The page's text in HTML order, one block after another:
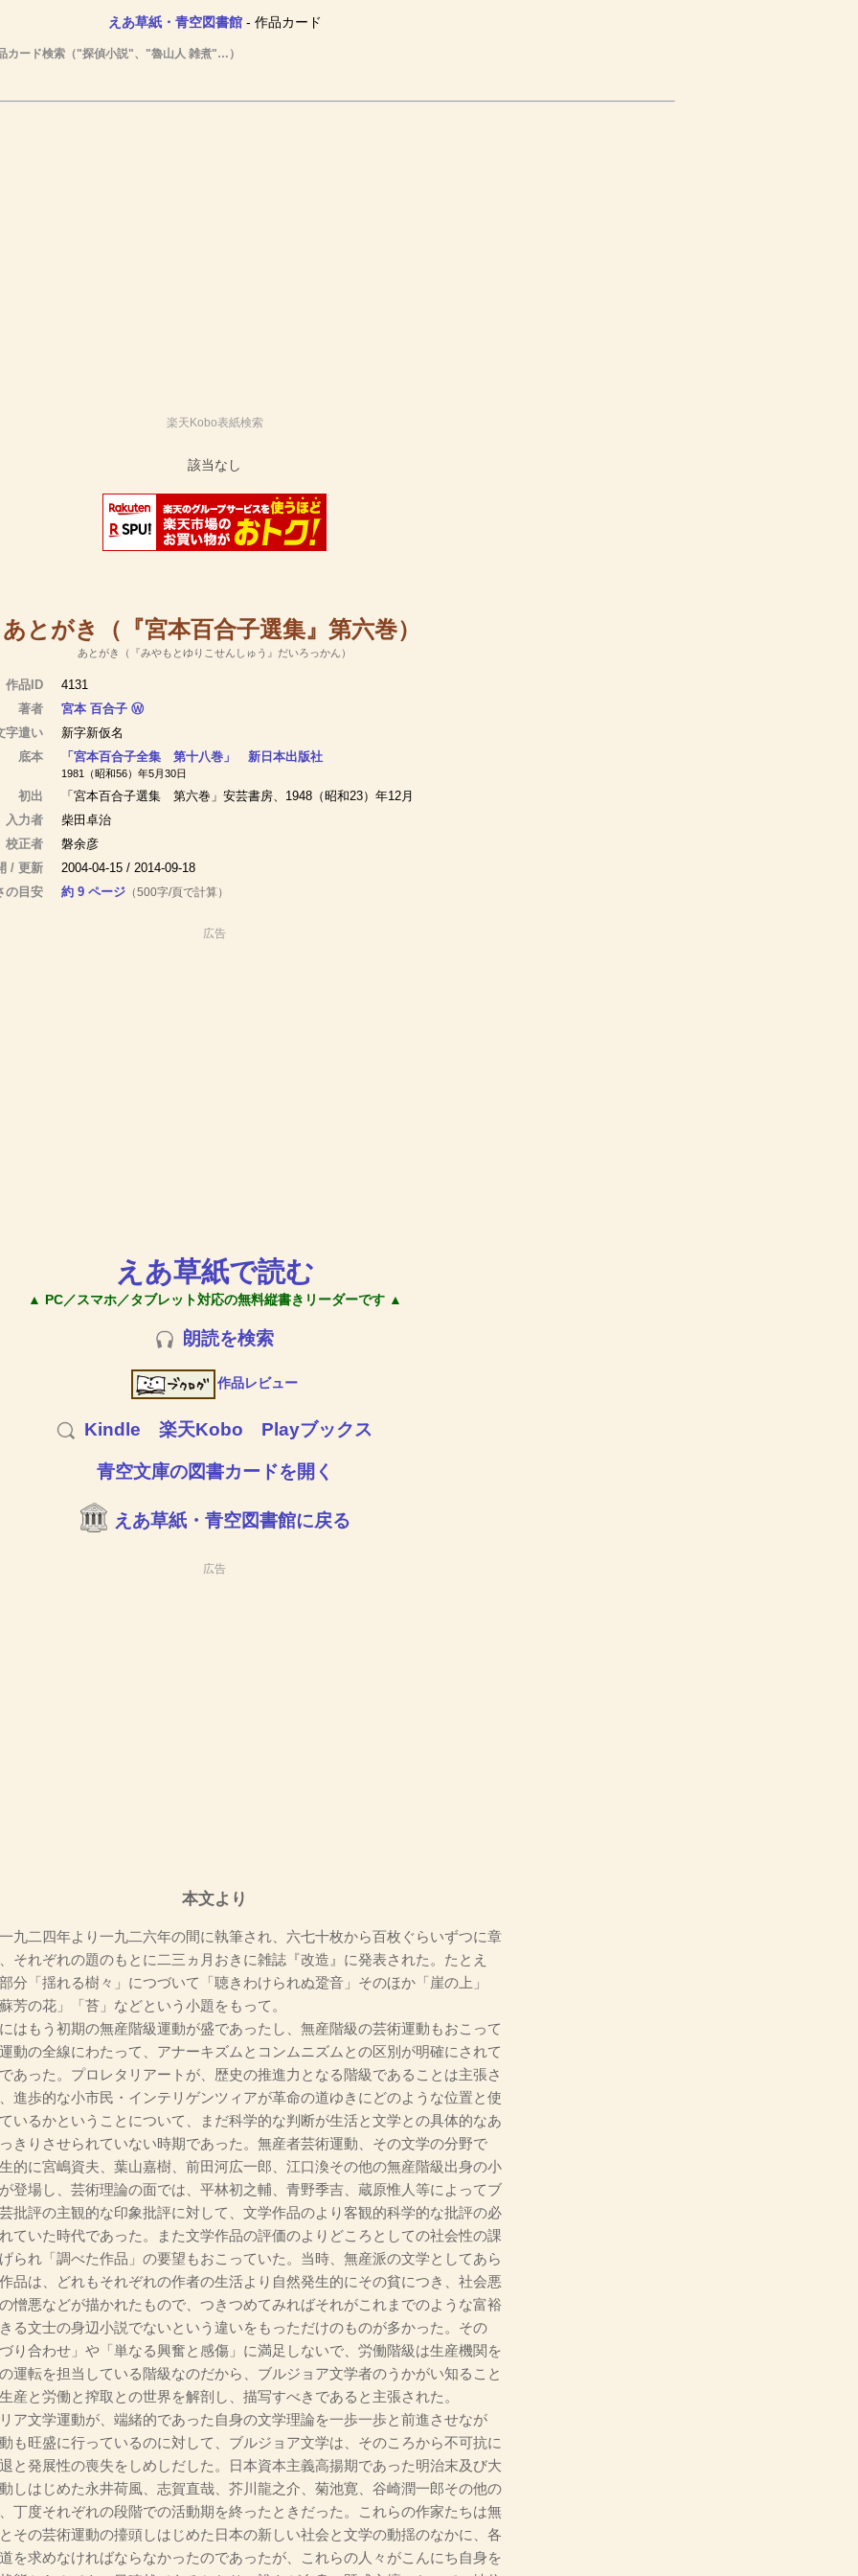
えあ草紙・青空図書館- 作品カード
カード検索（"探偵小説"、"魯山人 雑煮"…）
楽天Kobo表紙検索
あとがき（『宮本百合子選集』第六巻）
あとがき（『みやもとゆりこせんしゅう』だいろっかん）
作品ID
4131
著者
宮本 百合子 Ⓦ
字遣い
新字新仮名
底本
「宮本百合子全集 第十八巻」 新日本出版社
1981（昭和56）年5月30日
初出
「宮本百合子選集 第六巻」安芸書房、1948（昭和23）年12月
入力者
柴田卓治
校正者
磐余彦
/ 更新
2004-04-15 / 2014-09-18
の目安
約 9 ページ （500字/頁で計算）
広告
えあ草紙で読む
▲ PC／スマホ／タブレット対応の無料縦書きリーダーです ▲
朗読を検索
作品レビュー
Kindle 楽天Kobo Playブックス
青空文庫の図書カードを開く
えあ草紙・青空図書館に戻る
広告
本文より
九二四年より一九二六年の間に執筆され、六七十枚から百枚ぐらいずつに章
それぞれの題のもとに二三ヵ月おきに雑誌『改造』に発表された。たとえ
分「揺れる樹々」につづいて「聴きわけられぬ跫音」そのほか「崖の上」
芳の花」「苔」などという小題をもって。
もう初期の無産階級運動が盛であったし、無産階級の芸術運動もおこって
動の全線にわたって、アナーキズムとコンムニズムとの区別が明確にされて
あった。プロレタリアートが、歴史の推進力となる階級であることは主張さ
進歩的な小市民・インテリゲンツィアが革命の道ゆきにどのような位置と使
いるかということについて、まだ科学的な判断が生活と文学との具体的なあ
きりさせられていない時期であった。無産者芸術運動、その文学の分野で
的に宮嶋資夫、葉山嘉樹、前田河広一郎、江口渙その他の無産階級出身の小
登場し、芸術理論の面では、平林初之輔、青野季吉、蔵原惟人等によってブ
批評の主観的な印象批評に対して、文学作品のより客観的科学的な批評の必
ていた時代であった。また文学作品の評価のよりどころとしての社会性の課
られ「調べた作品」の要望もおこっていた。当時、無産派の文学としてあら
品は、どれもそれぞれの作者の生活より自然発生的にその貧につき、社会悪
憎悪などが描かれたもので、つきつめてみればそれがこれまでのような富裕
る文士の身辺小説でないという違いをもっただけのものが多かった。その
り合わせ」や「単なる興奮と感傷」に満足しないで、労働階級は生産機関を
運転を担当している階級なのだから、ブルジョア文学者のうかがい知ること
産と労働と搾取との世界を解剖し、描写すべきであると主張された。
文学運動が、端緒的であった自身の文学理論を一歩一歩と前進させなが
も旺盛に行っているのに対して、ブルジョア文学は、そのころから不可抗に
と発展性の喪失をしめしだした。日本資本主義高揚期であった明治末及び大
しはじめた永井荷風、志賀直哉、芥川龍之介、菊池寛、谷崎潤一郎その他の
丁度それぞれの段階での活動期を終ったときだった。これらの作家たちは無
その芸術運動の擡頭しはじめた日本の新しい社会と文学の動揺のなかに、各
を求めなければならなかったのであったが、これらの人々がこんにち自身を